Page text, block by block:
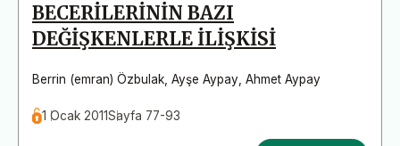
BECERİLERİNİN BAZI
DEĞİŞKENLERLE İLİŞKİSİ
Berrin (emran) Özbulak Ayşe Aypay Ahmet Aypay
1 Ocak 2011Sayfa 77-93